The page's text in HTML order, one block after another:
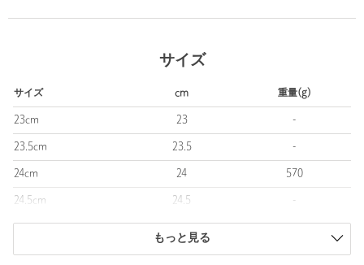
やすいスニーカーは、足元のポイント使いにぴったりの一足で
■メーカー品番：L49154600 XT-6
＜Salomon（サロモン）＞
1947年に創業、フランスのアナシーに本拠を置くスポーツ・アウ
スキーブーツの製造でスタートし、現在はスキーやスノーボード
用品、トレイルランニングやハイキング用品など、幅広いアウト
ドア用品を提供。世界中で多くのファンを獲得しています。
また環境保護や社会貢献にも力を入れており、持続可能な製品の
サイズ
サイズ cm 重量(g)
23cm 23 -
23.5cm 23.5 -
24cm 24 570
24.5cm 24.5 -
商品は、独自の採寸方法により採寸されています。
もっと見る